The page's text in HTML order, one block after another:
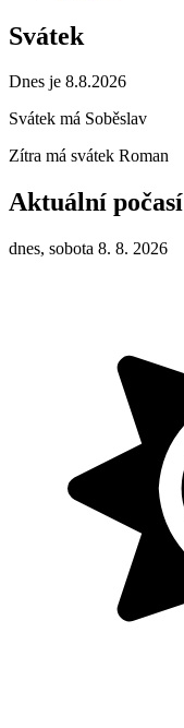
Svátek
Dnes je 8.8.2026
Svátek má Soběslav
Zítra má svátek Roman
Aktuální počasí
dnes, sobota 8. 8. 2026